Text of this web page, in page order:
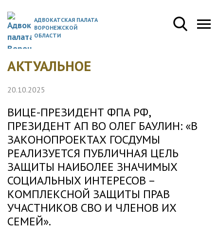
АДВОКАТСКАЯ ПАЛАТА
ВОРОНЕЖСКОЙ
ОБЛАСТИ
АКТУАЛЬНОЕ
20.10.2025
ВИЦЕ-ПРЕЗИДЕНТ ФПА РФ,
ПРЕЗИДЕНТ АП ВО ОЛЕГ БАУЛИН: «В
ЗАКОНОПРОЕКТАХ ГОСДУМЫ
РЕАЛИЗУЕТСЯ ПУБЛИЧНАЯ ЦЕЛЬ
ЗАЩИТЫ НАИБОЛЕЕ ЗНАЧИМЫХ
СОЦИАЛЬНЫХ ИНТЕРЕСОВ –
КОМПЛЕКСНОЙ ЗАЩИТЫ ПРАВ
УЧАСТНИКОВ СВО И ЧЛЕНОВ ИХ
СЕМЕЙ».